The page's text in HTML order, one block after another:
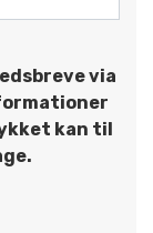
via
kan til